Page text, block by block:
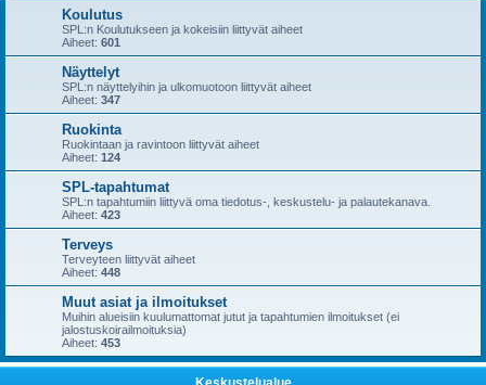
Koulutus
SPL:n Koulutukseen ja kokeisiin liittyvät aiheet
Aiheet: 601
Näyttelyt
SPL:n näyttelyihin ja ulkomuotoon liittyvät aiheet
Aiheet: 347
Ruokinta
Ruokintaan ja ravintoon liittyvät aiheet
Aiheet: 124
SPL-tapahtumat
SPL:n tapahtumiin liittyvä oma tiedotus-, keskustelu- ja palautekanava.
Aiheet: 423
Terveys
Terveyteen liittyvät aiheet
Aiheet: 448
Muut asiat ja ilmoitukset
Muihin alueisiin kuulumattomat jutut ja tapahtumien ilmoitukset (ei
jalostuskoirailmoituksia)
Aiheet: 453